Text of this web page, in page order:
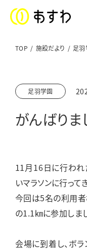
ご相談
ウ
TOP 施設だより 足羽
足羽学園
がんばりま
11月16日に行わ
いマラソンに行って
今回は5名の利用者
の1.1㎞に参加しま
会場に到着し、ボ